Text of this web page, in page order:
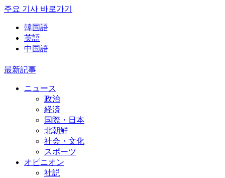
주요 기사 바로가기
韓国語
英語
中国語
最新記事
ニュース
政治
経済
国際・日本
北朝鮮
社会・文化
スポーツ
オピニオン
社説